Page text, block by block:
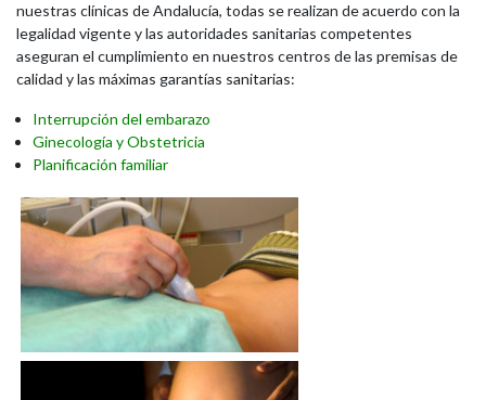
nuestras clínicas de Andalucía, todas se realizan de acuerdo con la
legalidad vigente y las autoridades sanitarias competentes
aseguran el cumplimiento en nuestros centros de las premisas de
calidad y las máximas garantías sanitarias:
Interrupción del embarazo
Ginecología y Obstetricia
Planificación familiar